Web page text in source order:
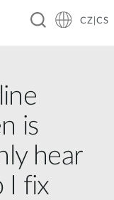
CZ|CS
is
hear
I fix